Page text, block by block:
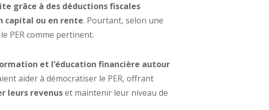
grâce à des déductions fiscales
capital ou en rente. Pourtant, selon une
PER comme pertinent.
et l’éducation financière autour
aider à démocratiser le PER, offrant
leurs revenuset maintenir leur niveau de